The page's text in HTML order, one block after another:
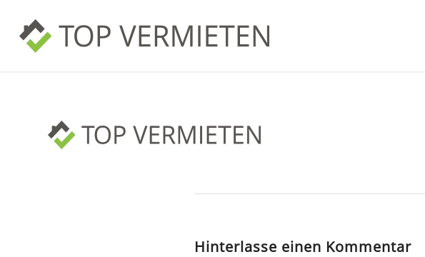
Hinterlasse einen Kommentar